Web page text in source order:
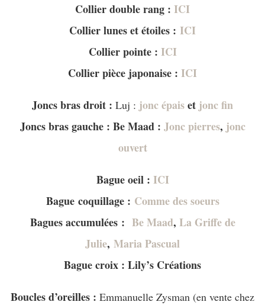
Collier double rang : ICI
Collier lunes et étoiles : ICI
Collier pointe : ICI
Collier pièce japonaise : ICI
Joncs bras droit : Luj : jonc épaiset jonc fin
Joncs bras gauche : Be Maad : Jonc pierres, jonc
ouvert
Bague oeil : ICI
Bague coquillage : Comme des soeurs
Bagues accumulées : Be Maad, La Griffe de
Julie, Maria Pascual
Bague croix : Lily’s Créations
Boucles d’oreilles : Emmanuelle Zysman (en vente chez